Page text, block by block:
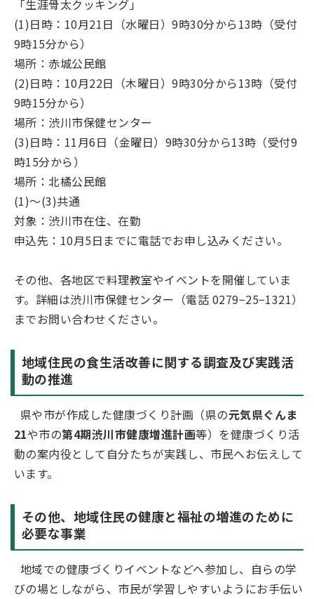
「生涯骨太クッキング」
(1)日時：10月21日（水曜日）9時30分から13時（受付
9時15分から）
場所：赤城公民館
(2)日時：10月22日（木曜日）9時30分から13時（受付
9時15分から）
場所：渋川市保健センター
(3)日時：11月6日（金曜日）9時30分から13時（受付9
時15分から）
場所：北橘公民館
(1)～(3)共通
対象：渋川市在住、在勤
申込先：10月5日までに電話でお申し込みください。
その他、各地区で料理教室やイベントを開催していま
す。詳細は渋川市保健センター（電話 0279−25−1321）
までお問い合わせください。
地域住民の食生活改善に関する調査及び実践活
動の推進
県や市が作成した健康づくり計画（県の元気県ぐんま
21や市の第4期渋川市健康増進計画等）を健康づくり活
動の案内役として自分たちが実践し、市民へお伝えして
います。
その他、地域住民の健康と福祉の増進のために
必要な事業
地域での健康づくりイベントなどへ参加し、自らの学
びの場としながら、市民が学習しやすいようにお手伝い